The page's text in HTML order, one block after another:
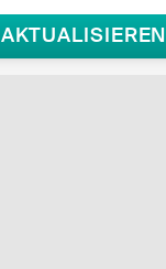
AKTUALISIEREN